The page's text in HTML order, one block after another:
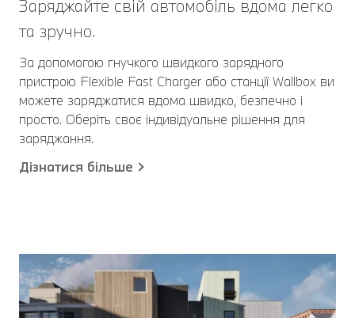
Заряджайте свій автомобіль вдома легко
та зручно.
За допомогою гнучкого швидкого зарядного
пристрою Flexible Fast Charger або станції Wallbox ви
можете заряджатися вдома швидко, безпечно і
просто. Оберіть своє індивідуальне рішення для
заряджання.
Дізнатися більше